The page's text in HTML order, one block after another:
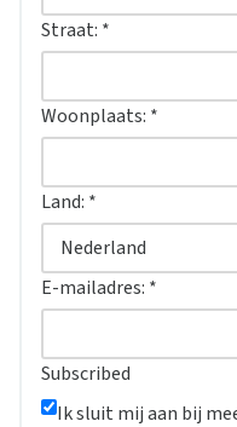
Straat: *
Woonplaats: *
Land: *
E-mailadres: *
Subscribed
Ik sluit mij aan bij